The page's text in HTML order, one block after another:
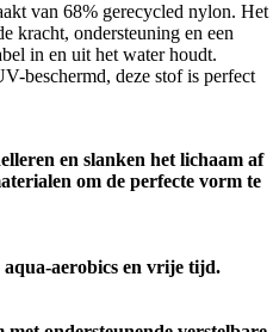
van 68% gerecycled nylon. Het
kracht, ondersteuning en een
in en uit het water houdt.
beschermd, deze stof is perfect
en slanken het lichaam af
om de perfecte vorm te
aqua-aerobics en vrije tijd.